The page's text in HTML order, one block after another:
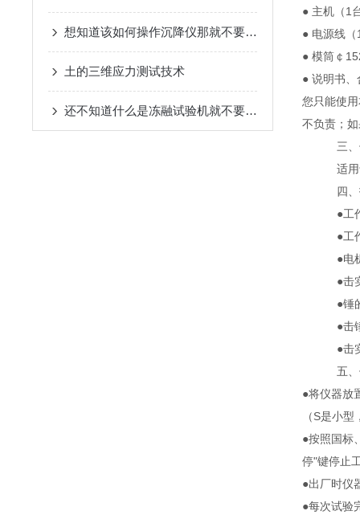
想知道该如何操作沉降仪那就不要错过本篇
土的三维应力测试技术
还不知道什么是冻融试验机就不要错过本篇了
● 主机（1
● 电源线（
● 模筒￠
● 说明书
您只能使
不负责；
三
适
四
●工
●工
●电
●击
●锤
●击
●击
五
●将仪器放
（S是小
●按照国标
停"键停止
●出厂时
●每次试验